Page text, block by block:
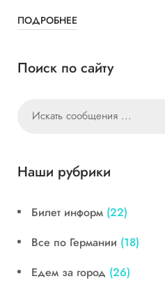
ПОДРОБНЕЕ
Поиск по сайту
Наши рубрики
Билет информ (22)
Все по Германии (18)
Едем за город (26)